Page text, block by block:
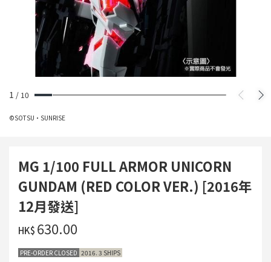
1 / 10
©SOTSU・SUNRISE
MG 1/100 FULL ARMOR UNICORN
GUNDAM (RED COLOR VER.) [2016年
12月發送]
HK$ ‌630.00
PRE-ORDER CLOSED 2016. 3 SHIPS